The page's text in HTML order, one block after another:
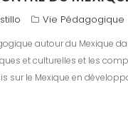
Vie Pédagogique
autour du Mexique
et culturelles et les
sur le Mexique en